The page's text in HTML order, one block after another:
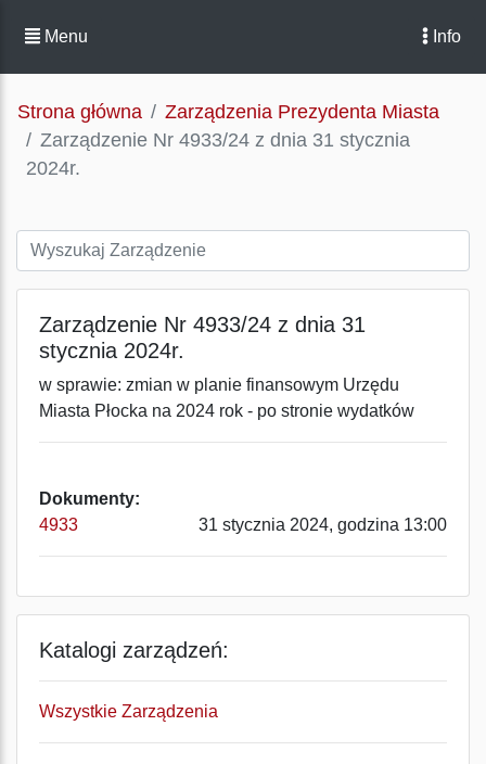
Menu Info
Strona główna
Zarządzenia Prezydenta Miasta
Zarządzenie Nr 4933/24 z dnia 31 stycznia
2024r.
Zarządzenie Nr 4933/24 z dnia 31
stycznia 2024r.
w sprawie: zmian w planie finansowym Urzędu
Miasta Płocka na 2024 rok - po stronie wydatków
Dokumenty:
4933
31 stycznia 2024, godzina 13:00
Katalogi zarządzeń:
Wszystkie Zarządzenia